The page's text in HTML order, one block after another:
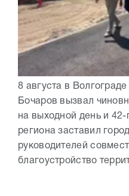
8 августа в
Бочаров вызвал
на выходной день и 42-
региона заставил
руководителей
благоустройство